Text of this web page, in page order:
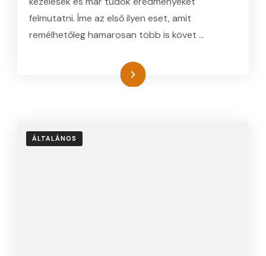
felmutatni. Íme az első ilyen eset, amit
remélhetőleg hamarosan több is követ …
Tovább
ÁLTALÁNOS